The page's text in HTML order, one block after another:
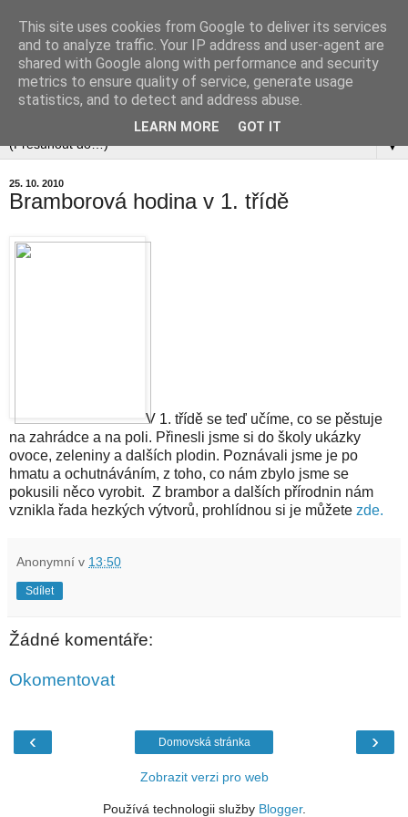
▼
25. 10. 2010
Bramborová hodina v 1. třídě
V 1. třídě se teď učíme, co se pěstuje
na zahrádce a na poli. Přinesli jsme si do školy ukázky
ovoce, zeleniny a dalších plodin. Poznávali jsme je po
hmatu a ochutnáváním, z toho, co nám zbylo jsme se
pokusili něco vyrobit. Z brambor a dalších přírodnin nám
vznikla řada hezkých výtvorů, prohlídnou si je můžete zde.
Anonymní v 13:50
Sdílet
Žádné komentáře:
Okomentovat
‹ ›
Domovská stránka
Zobrazit verzi pro web
Používá technologii služby Blogger.
This site uses cookies from Google to deliver its services
and to analyze traffic. Your IP address and user-agent are
shared with Google along with performance and security
metrics to ensure quality of service, generate usage
statistics, and to detect and address abuse.
LEARN MORE GOT IT